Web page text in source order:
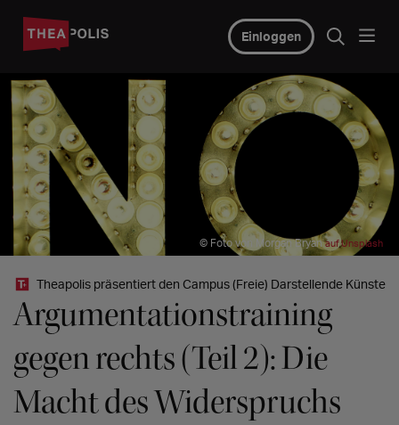
Einloggen
© Foto von Morgan Bryanauf Unsplash
Theapolis präsentiert den Campus (Freie) Darstellende Künste
Argumentationstraining
gegen rechts (Teil 2): Die
Macht des Widerspruchs